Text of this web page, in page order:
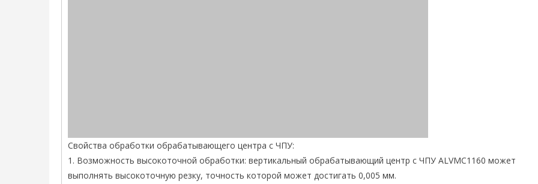
Свойства обработки обрабатывающего центра с ЧПУ:
1. Возможность высокоточной обработки: вертикальный обрабатывающий центр с ЧПУ ALVMC1160 может
выполнять высокоточную резку, точность которой может достигать 0,005 мм.